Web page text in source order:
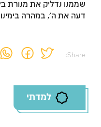
Share:
שממנו נדליק את מנורת
דעה את ה', במהרה
למדתי